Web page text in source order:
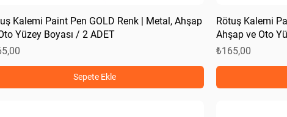
Kalemi Paint Pen GOLD Renk | Metal, Ahşap
Yüzey Boyası / 2 ADET
Sepete Ekle
Rötuş Kalemi
Ahşap ve Oto
Fiyat
₺165,00